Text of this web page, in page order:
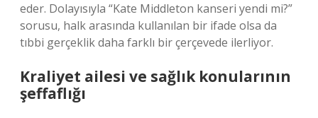
eder. Dolayısıyla “Kate Middleton kanseri yendi mi?”
sorusu, halk arasında kullanılan bir ifade olsa da
tıbbi gerçeklik daha farklı bir çerçevede ilerliyor.
Kraliyet ailesi ve sağlık konularının
şeffaflığı